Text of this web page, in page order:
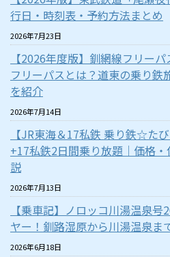
行日・時刻表・予約方法まとめ
2026年7月23日
【2026年度版】釧網線フリー
フリーパスとは？道東の乗り鉄
を紹介
2026年7月14日
【JR東海＆17私鉄 乗り鉄☆た
+17私鉄2日間乗り放題｜価格
説
2026年7月13日
【乗車記】ノロッコ川湯温泉
ヤー！釧路湿原から川湯温泉ま
2026年6月18日